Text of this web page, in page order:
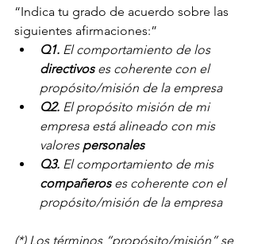
“Indica tu grado de acuerdo sobre las
siguientes afirmaciones:”
Q1. El comportamiento de los
directivos es coherente con el
propósito/misión de la empresa
Q2. El propósito misión de mi
empresa está alineado con mis
valores personales
Q3. El comportamiento de mis
compañeros es coherente con el
propósito/misión de la empresa
(*) Los términos “propósito/misión” se